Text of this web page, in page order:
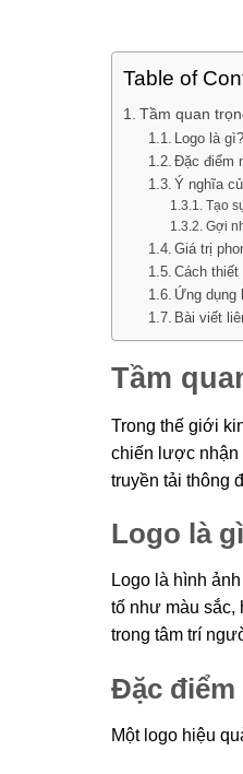
Table of
Tầm quan
Logo là gì?
Đặc điểm
Ý nghĩa
Tạo
Gợi
Giá trị
Cách thiết
Ứng dụng
Bài viết
Tầm
Trong thế giới
chiến lược nhận
truyền tải thông
Logo là
Logo là hình
tố như màu sắc,
trong tâm trí
Đặc điểm
Một logo hiệu